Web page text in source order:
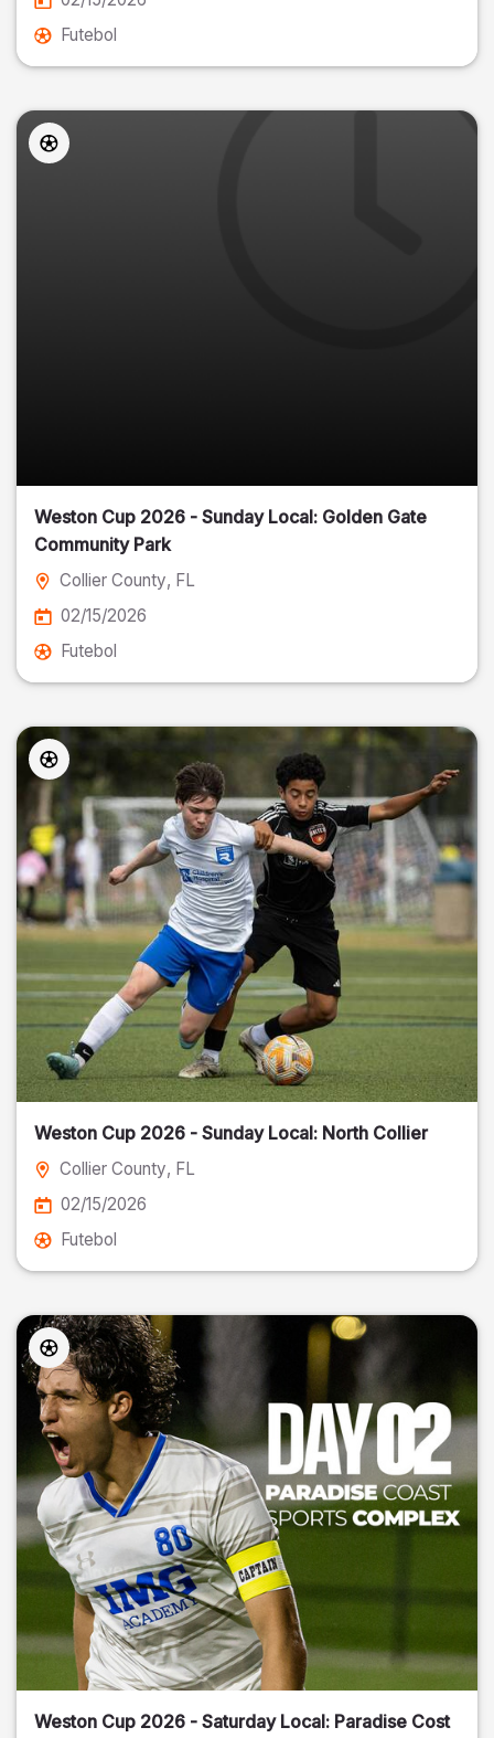
Futebol
Weston Cup 2026 - Sunday Local: Golden Gate
Community Park
Collier County, FL
02/15/2026
Futebol
Weston Cup 2026 - Sunday Local: North Collier
Collier County, FL
02/15/2026
Futebol
Weston Cup 2026 - Saturday Local: Paradise Cost